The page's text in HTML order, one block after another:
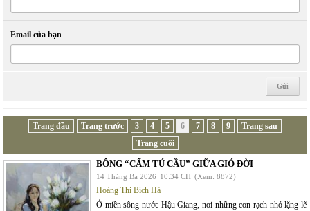
Email của bạn
Trang đầu Trang trước 3 4 5 6 7 8 9
Trang sau
Trang cuối
BÔNG “CẨM TÚ CẦU” GIỮA GIÓ ĐỜI
14 Tháng Ba 2026 10:34 CH (Xem: 8872)
Hoàng Thị Bích Hà
Ở miền sông nước Hậu Giang, nơi những con rạch nhỏ lặng lẽ